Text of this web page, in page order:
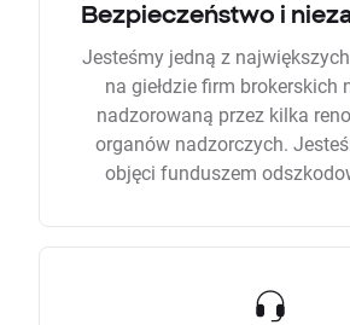
Bezpieczeństwo i
Jesteśmy jedną z
na giełdzie firm brokerskich
nadzorowaną przez kilka
organów nadzorczych.
objęci funduszem